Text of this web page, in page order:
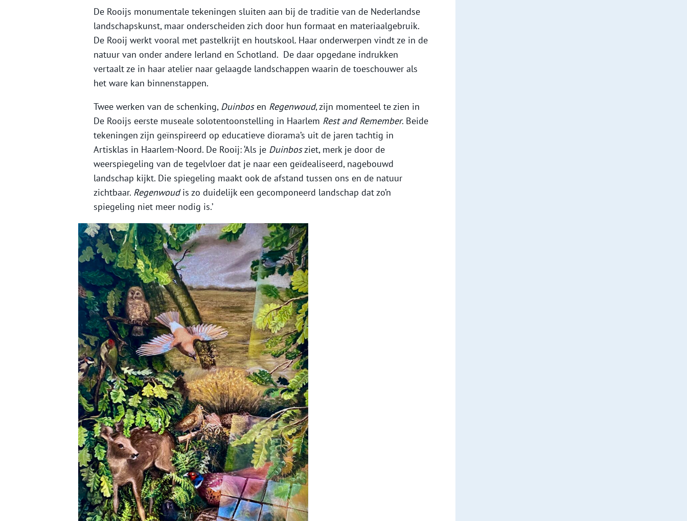
De Rooijs monumentale tekeningen sluiten aan bij de traditie van de Nederlandse
landschapskunst, maar onderscheiden zich door hun formaat en materiaalgebruik.
De Rooij werkt vooral met pastelkrijt en houtskool. Haar onderwerpen vindt ze in de
natuur van onder andere Ierland en Schotland. De daar opgedane indrukken
vertaalt ze in haar atelier naar gelaagde landschappen waarin de toeschouwer als
het ware kan binnenstappen.
Twee werken van de schenking, Duinbosen Regenwoud, zijn momenteel te zien in
De Rooijs eerste museale solotentoonstelling in Haarlem Rest and Remember. Beide
tekeningen zijn geïnspireerd op educatieve diorama’s uit de jaren tachtig in
Artisklas in Haarlem-Noord. De Rooij: ‘Als je Duinbosziet, merk je door de
weerspiegeling van de tegelvloer dat je naar een geïdealiseerd, nagebouwd
landschap kijkt. Die spiegeling maakt ook de afstand tussen ons en de natuur
zichtbaar. Regenwoudis zo duidelijk een gecomponeerd landschap dat zo’n
spiegeling niet meer nodig is.’